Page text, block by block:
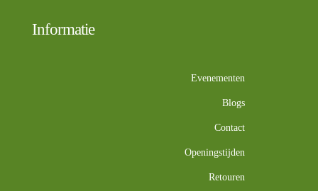
Informatie
Evenementen
Blogs
Contact
Openingstijden
Retouren